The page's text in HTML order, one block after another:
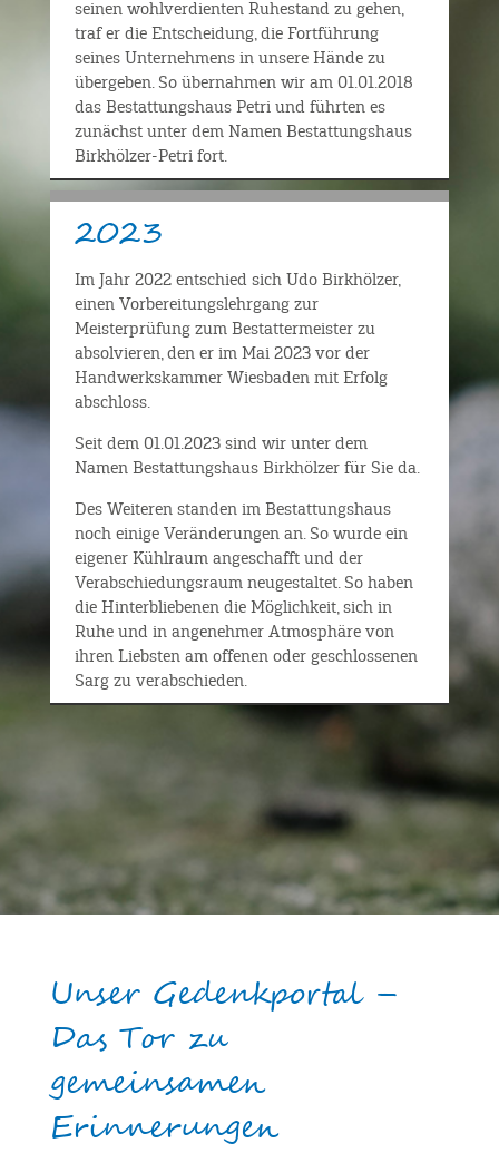
seinen wohlverdienten Ruhestand zu gehen,
traf er die Entscheidung, die Fortführung
seines Unternehmens in unsere Hände zu
übergeben. So übernahmen wir am 01.01.2018
das Bestattungshaus Petri und führten es
zunächst unter dem Namen Bestattungshaus
Birkhölzer-Petri fort.
2023
Im Jahr 2022 entschied sich Udo Birkhölzer,
einen Vorbereitungslehrgang zur
Meisterprüfung zum Bestattermeister zu
absolvieren, den er im Mai 2023 vor der
Handwerkskammer Wiesbaden mit Erfolg
abschloss.
Seit dem 01.01.2023 sind wir unter dem
Namen Bestattungshaus Birkhölzer für Sie da.
Des Weiteren standen im Bestattungshaus
noch einige Veränderungen an. So wurde ein
eigener Kühlraum angeschafft und der
Verabschiedungsraum neugestaltet. So haben
die Hinterbliebenen die Möglichkeit, sich in
Ruhe und in angenehmer Atmosphäre von
ihren Liebsten am offenen oder geschlossenen
Sarg zu verabschieden.
Unser Gedenkportal –
Das Tor zu
gemeinsamen
Erinnerungen